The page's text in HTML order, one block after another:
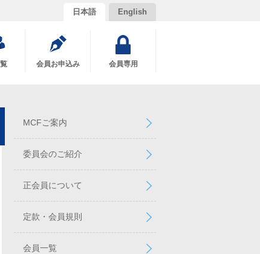
日本語 English
会員お申込み 会員専用
MCFご案内
委員会のご紹介
正会員について
定款・会員規則
会員一覧